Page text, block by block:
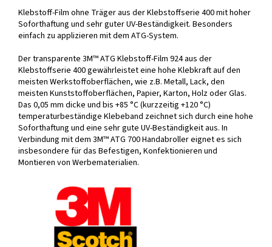
Klebstoff-Film ohne Träger aus der Klebstoffserie 400 mit hoher
Soforthaftung und sehr guter UV-Beständigkeit. Besonders
einfach zu applizieren mit dem ATG-System.
Der transparente 3M™ ATG Klebstoff-Film 924 aus der
Klebstoffserie 400 gewährleistet eine hohe Klebkraft auf den
meisten Werkstoffoberflächen, wie z.B. Metall, Lack, den
meisten Kunststoffoberflächen, Papier, Karton, Holz oder Glas.
Das 0,05 mm dicke und bis +85 °C (kurzzeitig +120 °C)
temperaturbeständige Klebeband zeichnet sich durch eine hohe
Soforthaftung und eine sehr gute UV-Beständigkeit aus. In
Verbindung mit dem 3M™ ATG 700 Handabroller eignet es sich
insbesondere für das Befestigen, Konfektionieren und
Montieren von Werbematerialien.